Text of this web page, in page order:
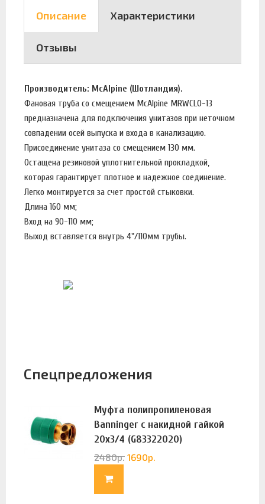
Описание Характеристики
Отзывы
Производитель: McAlpine (Шотландия).
Фановая труба со смещением McAlpine MRWCLO-13
предназначена для подключения унитазов при неточном
совпадении осей выпуска и входа в канализацию.
Присоединение унитаза со смещением 130 мм.
Остащена резиновой уплотнительной прокладкой,
которая гарантирует плотное и надежное соединение.
Легко монтируется за счет простой стыковки.
Длина 160 мм;
Вход на 90-110 мм;
Выход вставляется внутрь 4"/110мм трубы.
Спецпредложения
Муфта полипропиленовая
Banninger с накидной гайкой
20х3/4 (G83322020)
2480р. 1690р.